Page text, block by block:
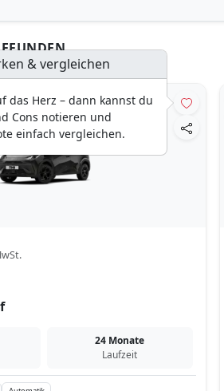
24 Monate
Laufzeit
& vergleichen
das Herz – dann kannst du
Cons notieren und
einfach vergleichen.